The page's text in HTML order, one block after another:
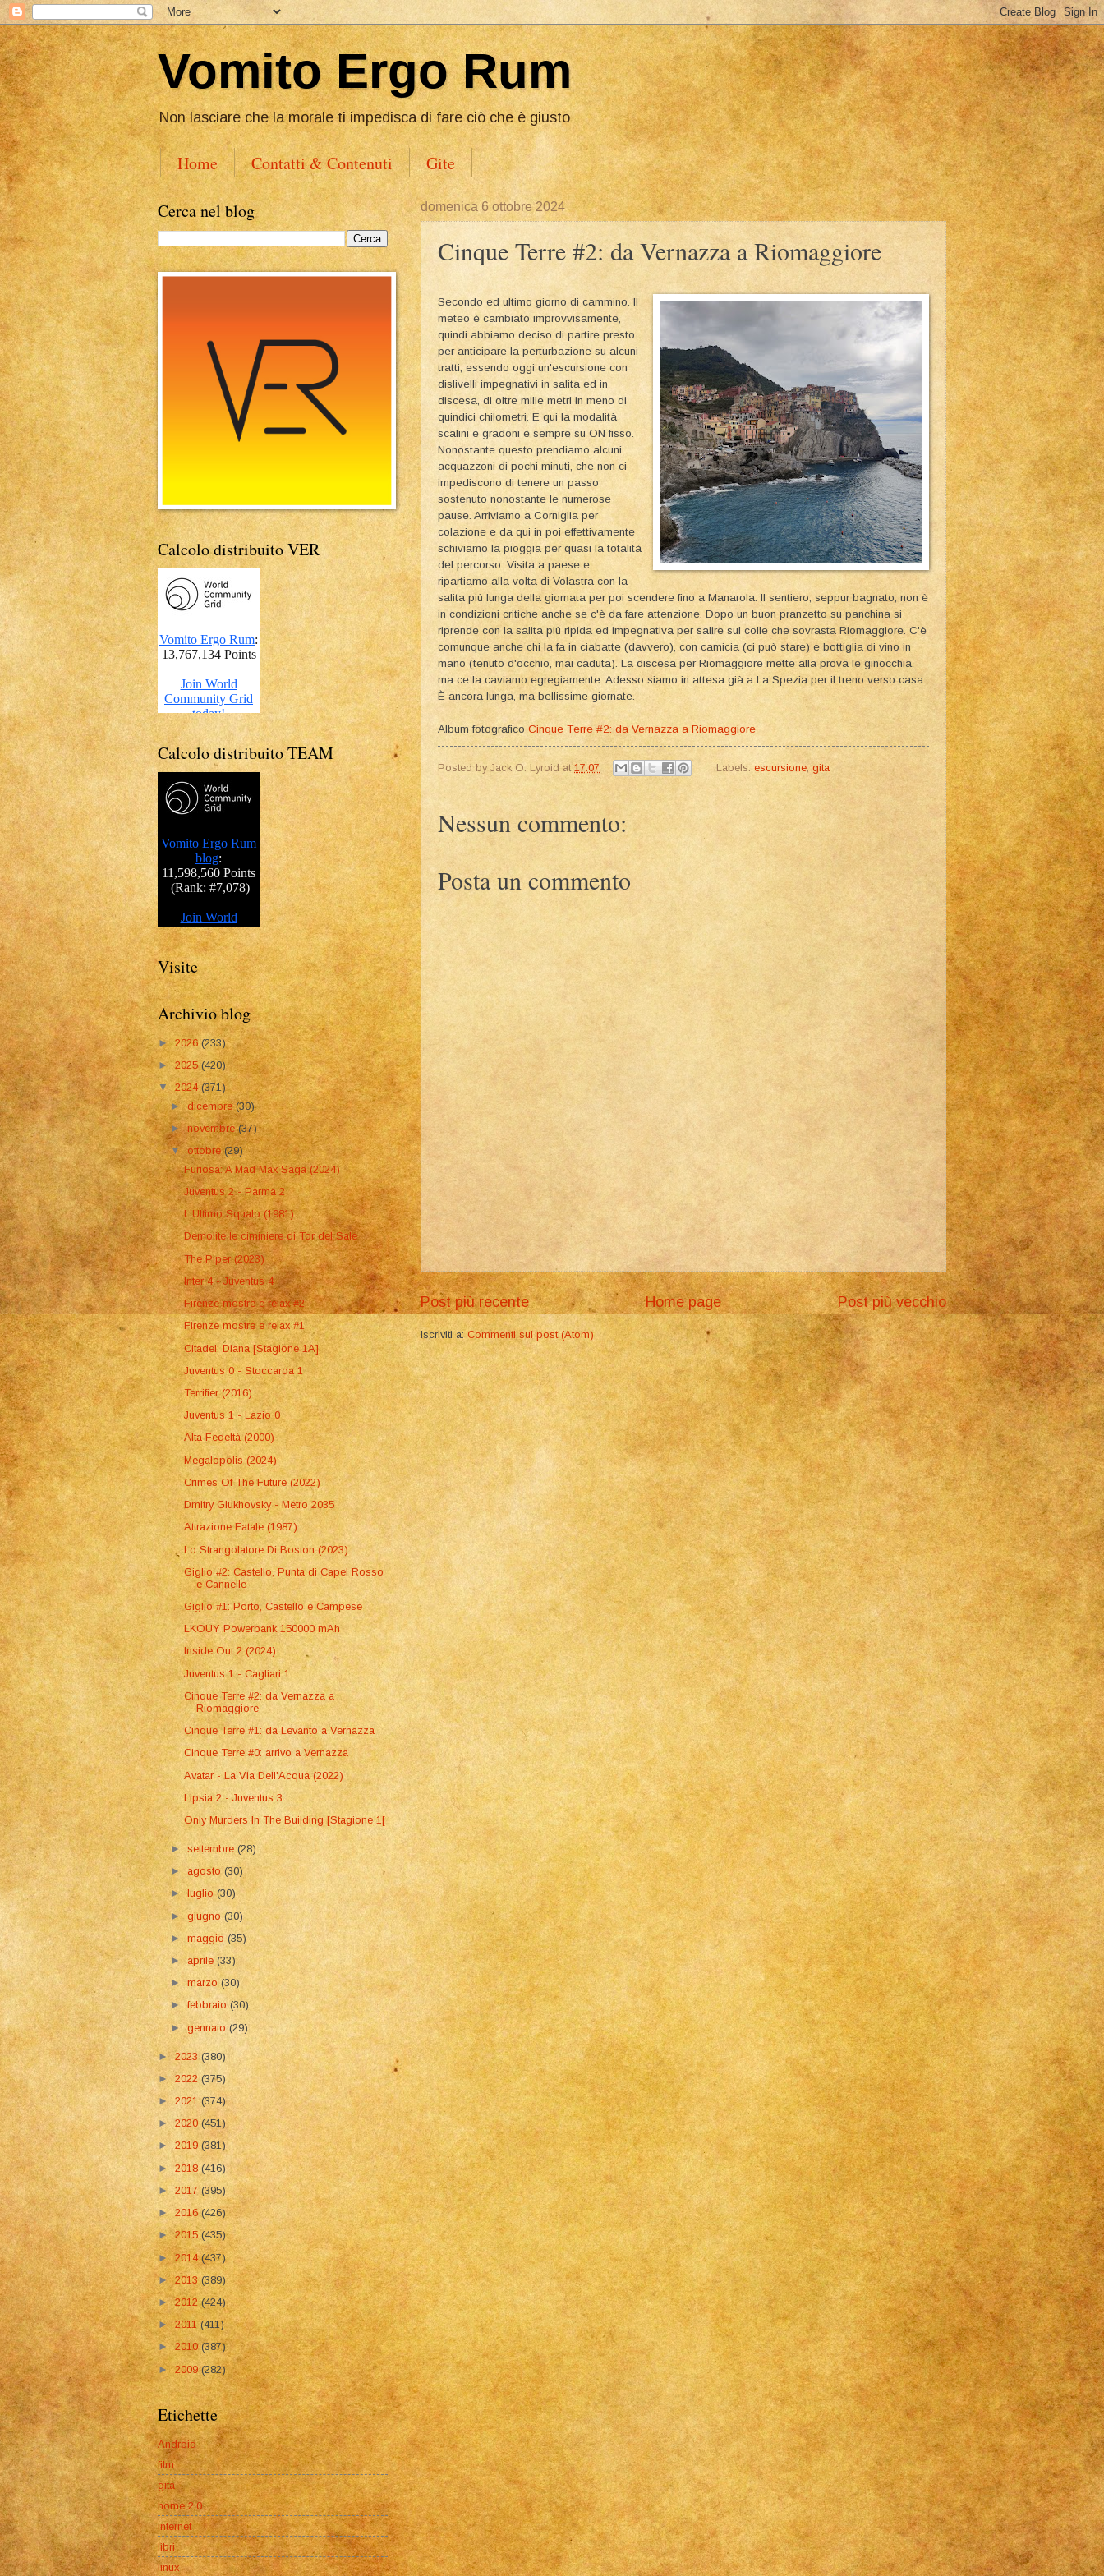
Vomito Ergo Rum
Non lasciare che la morale ti impedisca di fare ciò che è giusto
Home Contatti & Contenuti Gite
domenica 6 ottobre 2024
Cinque Terre #2: da Vernazza a Riomaggiore
Secondo ed ultimo giorno di cammino. Il
meteo è cambiato improvvisamente,
quindi abbiamo deciso di partire presto
per anticipare la perturbazione su alcuni
tratti, essendo oggi un'escursione con
dislivelli impegnativi in salita ed in
discesa, di oltre mille metri in meno di
quindici chilometri. E qui la modalità
scalini e gradoni è sempre su ON fisso.
Nonostante questo prendiamo alcuni
acquazzoni di pochi minuti, che non ci
impediscono di tenere un passo
sostenuto nonostante le numerose
pause. Arriviamo a Corniglia per
colazione e da qui in poi effettivamente
schiviamo la pioggia per quasi la totalità
del percorso. Visita a paese e
ripartiamo alla volta di Volastra con la
salita più lunga della giornata per poi scendere fino a Manarola. Il sentiero, seppur bagnato, non è
in condizioni critiche anche se c'è da fare attenzione. Dopo un buon pranzetto su panchina si
riprende con la salita più ripida ed impegnativa per salire sul colle che sovrasta Riomaggiore. C'è
comunque anche chi la fa in ciabatte (davvero), con camicia (ci può stare) e bottiglia di vino in
mano (tenuto d'occhio, mai caduta). La discesa per Riomaggiore mette alla prova le ginocchia,
ma ce la caviamo egregiamente. Adesso siamo in attesa già a La Spezia per il treno verso casa.
È ancora lunga, ma bellissime giornate.
Album fotografico Cinque Terre #2: da Vernazza a Riomaggiore
Posted by Jack O. Lyroid at17:07 Labels: escursione, gita
Nessun commento:
Posta un commento
Post più recente Post più vecchio
Home page
Iscriviti a: Commenti sul post (Atom)
Cerca nel blog
Calcolo distribuito VER
Calcolo distribuito TEAM
Visite
Archivio blog
► 2026(233)
►2025(420)
▼2024 (371)
►dicembre(30)
►novembre(37)
▼ottobre(29)
Furiosa: A Mad Max Saga (2024)
Juventus 2 - Parma 2
L'Ultimo Squalo (1981)
Demolite le ciminiere di Tor del Sale
The Piper (2023)
Inter 4 - Juventus 4
Firenze mostre e relax #2
Firenze mostre e relax #1
Citadel: Diana [Stagione 1A]
Juventus 0 - Stoccarda 1
Terrifier (2016)
Juventus 1 - Lazio 0
Alta Fedeltà (2000)
Megalopolis (2024)
Crimes Of The Future (2022)
Dmitry Glukhovsky - Metro 2035
Attrazione Fatale (1987)
Lo Strangolatore Di Boston (2023)
Giglio #2: Castello, Punta di Capel Rosso
e Cannelle
Giglio #1: Porto, Castello e Campese
LKOUY Powerbank 150000 mAh
Inside Out 2 (2024)
Juventus 1 - Cagliari 1
Cinque Terre #2: da Vernazza a
Riomaggiore
Cinque Terre #1: da Levanto a Vernazza
Cinque Terre #0: arrivo a Vernazza
Avatar - La Via Dell'Acqua (2022)
Lipsia 2 - Juventus 3
Only Murders In The Building [Stagione 1[
►settembre(28)
►agosto(30)
►luglio(30)
►giugno(30)
►maggio(35)
►aprile(33)
►marzo(30)
►febbraio(30)
►gennaio(29)
► 2023(380)
► 2022 (375)
►2021(374)
► 2020 (451)
►2019 (381)
►2018 (416)
► 2017 (395)
►2016(426)
►2015 (435)
►2014(437)
►2013(389)
►2012(424)
►2011(411)
►2010(387)
►2009(282)
Etichette
Android
film
gita
home 2.0
internet
libri
linux